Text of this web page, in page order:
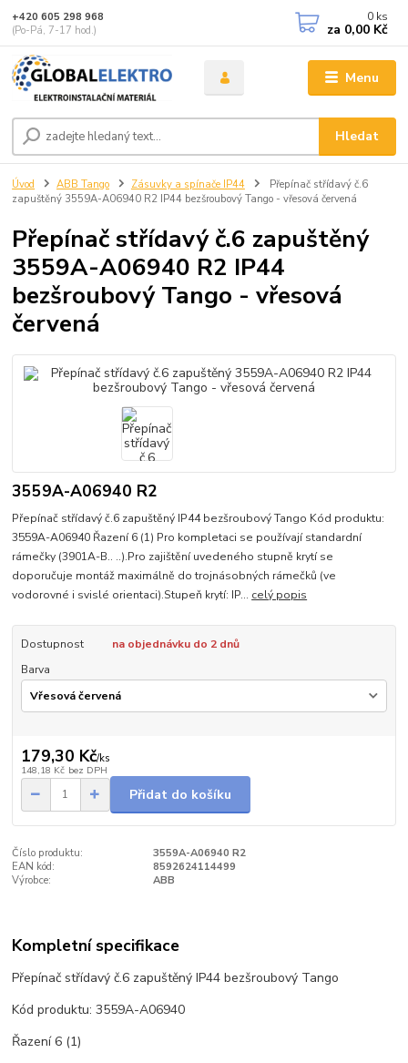
Menu
Hledat
+420 605 298 968
(Po-Pá, 7-17 hod.)
0 ks
za 0,00 Kč
Úvod ABB Tango Zásuvky a spínače IP44
Přepínač střídavý č.6
zapuštěný 3559A-A06940 R2 IP44 bezšroubový Tango - vřesová červená
Přepínač střídavý č.6 zapuštěný
3559A-A06940 R2 IP44
bezšroubový Tango - vřesová
červená
3559A-A06940 R2
Přepínač střídavý č.6 zapuštěný IP44 bezšroubový Tango Kód produktu:
3559A-A06940 Řazení 6 (1) Pro kompletaci se používají standardní
rámečky (3901A-B.. ..).Pro zajištění uvedeného stupně krytí se
doporučuje montáž maximálně do trojnásobných rámečků (ve
vodorovné i svislé orientaci).Stupeň krytí: IP... celý popis
Dostupnost
na objednávku do 2 dnů
Barva
179,30 Kč/ks
148,18 Kč bez DPH
Přidat do košíku
Číslo produktu:
3559A-A06940 R2
EAN kód:
8592624114499
Výrobce:
ABB
Kompletní specifikace
Přepínač střídavý č.6 zapuštěný IP44 bezšroubový Tango
Kód produktu: 3559A-A06940
Řazení 6 (1)